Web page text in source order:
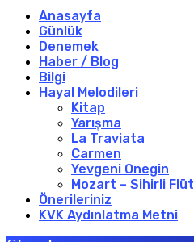
Anasayfa
Günlük
Denemek
Haber / Blog
Bilgi
Hayal Melodileri
Kitap
Yarışma
La Traviata
Carmen
Yevgeni Onegin
Mozart – Sihirli Flüt
Önerileriniz
KVK Aydınlatma Metni